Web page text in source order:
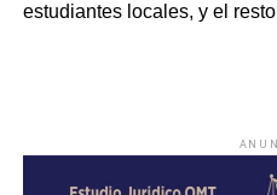
estudiantes locales, y el